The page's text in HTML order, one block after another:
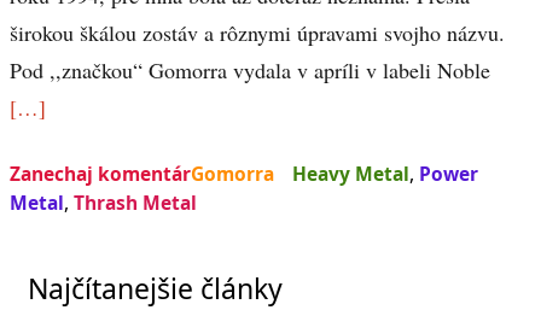
širokou škálou zostáv a rôznymi úpravami svojho názvu.
Pod ,,značkou“ Gomorra vydala v apríli v labeli Noble
[…]
Zanechaj komentárGomorra Heavy Metal, Power
Metal, Thrash Metal
Najčítanejšie články